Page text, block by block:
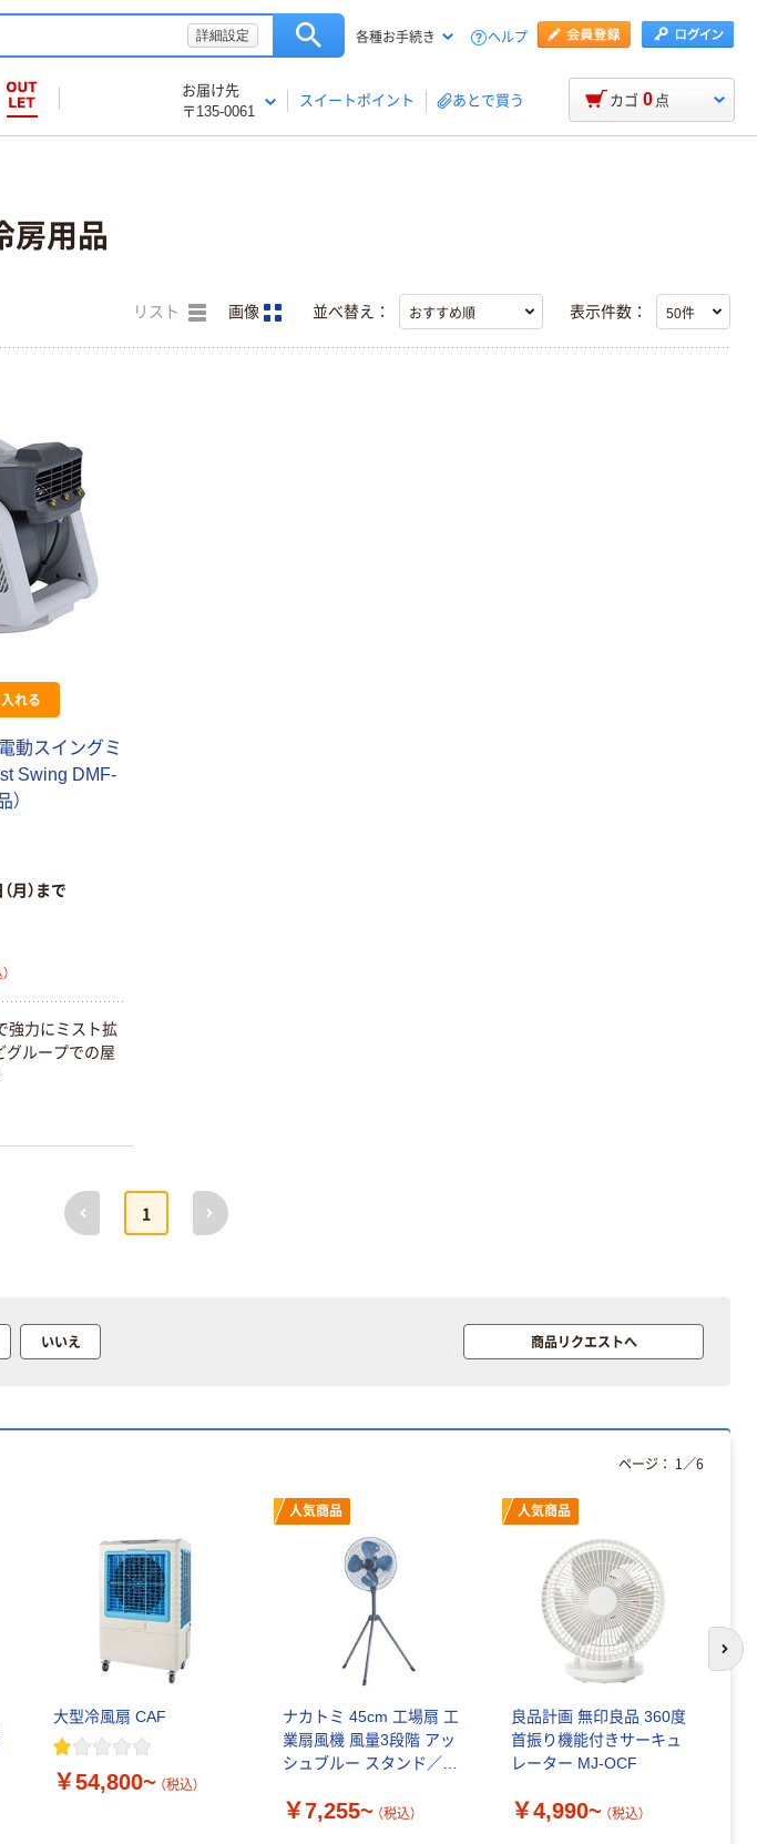
詳細設定 各種お手続き ヘルプ
お届け先
〒135-0061
スイートポイント あとで買う カゴ 0 点
房用品
リスト 画像 並べ替え： 表示件数：
れる
動スイングミ
Swing DMF-
）
月）まで
強力にミスト拡
グループでの屋
前へ
1
次へ
いいえ 商品リクエストへ
大型冷風扇 CAF
￥54,800~ （税込）
人気商品
ナカトミ 45cm 工場扇 工
業扇風機 風量3段階 アッ
シュブルー スタンド／フ
け
￥7,255~ （税込）
人気商品
良品計画 無印良品 360度
首振り機能付きサーキュ
レーター MJ-OCF
￥4,990~ （税込）
ページ： 1 ／6
次
テープ
instax mini13
オリジナル
サントリー 伊右
衛門 「お茶、どう
￥528~
本気プライス
く ふせん 付箋
本気プライス
アスクル トイ
レのおそうじシ
ート 大王製紙
共同企画 トイ
レクリーナー
トイレシート
オリジナル
￥330~
アスクル フラッ
トファイル エコ
A4タテ(コクヨ
￥115~
（税込）
トイレットペー
120ｍ 再生紙
芯あり FSC認
証